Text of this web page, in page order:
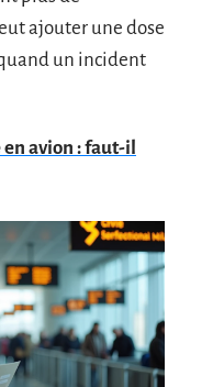
ajouter une dose
un incident
en avion : faut-il